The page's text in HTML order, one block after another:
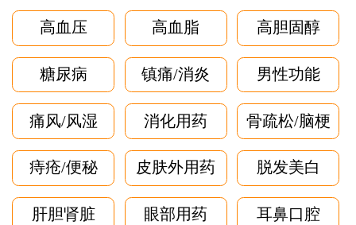
高血压 高血脂 高胆固醇
糖尿病 镇痛/消炎 男性功能
痛风/风湿 消化用药 骨疏松/脑梗
痔疮/便秘 皮肤外用药 脱发美白
肝胆肾脏 眼部用药 耳鼻口腔